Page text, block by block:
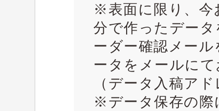
※表面に限り、今
分で作ったデー
ーダー確認メー
ータをメールに
（データ入稿ア
※データ保存の際